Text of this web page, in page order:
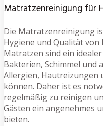
Matratzenreinigung für
Die Matratzenreinigung
Hygiene und Qualität von
Matratzen sind ein
Bakterien, Schimmel und
Allergien, Hautreizungen
können. Daher ist es
regelmäßig zu reinigen
Gästen ein angenehmes
bieten.